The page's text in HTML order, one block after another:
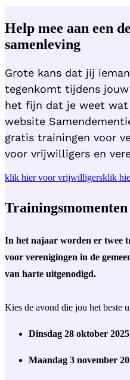
Help mee aan een
samenleving
Grote kans dat jij
tegenkomt tijdens
het fijn dat je weet wat
website
gratis trainingen voor
voor vrijwilligers en
klik hier voor vrijwilligersklik
In het najaar worden er twee
voor verenigingen in de
van harte uitgenodigd.
Kies de avond die jou het beste
Dinsdag 28 oktober 2025
Maandag 3 november